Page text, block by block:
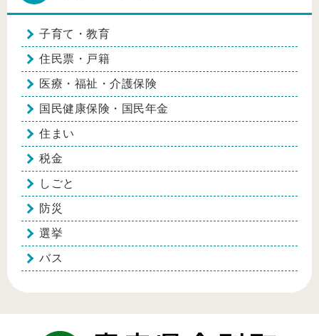
子育て・教育
住民票・戸籍
医療・福祉・介護保険
国民健康保険・国民年金
住まい
税金
しごと
防災
選挙
バス